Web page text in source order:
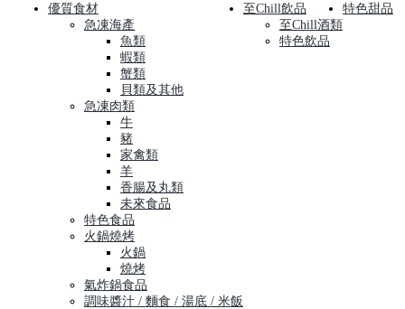
優質食材
急凍海產
魚類
蝦類
蟹類
貝類及其他
急凍肉類
牛
豬
家禽類
羊
香腸及丸類
未來食品
特色食品
火鍋燒烤
火鍋
燒烤
氣炸鍋食品
調味醬汁 / 麵食 / 湯底 / 米飯
至Chill飲品
至Chill酒類
特色飲品
特色甜品